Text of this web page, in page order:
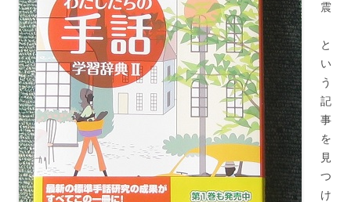
震
と
い
う
記
事
を
見
つ
け